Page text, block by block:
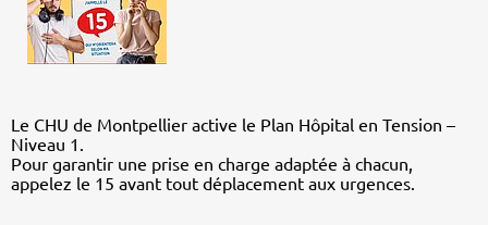
Le CHU de Montpellier active le Plan Hôpital en Tension –
Niveau 1.
Pour garantir une prise en charge adaptée à chacun,
appelez le 15 avant tout déplacement aux urgences.